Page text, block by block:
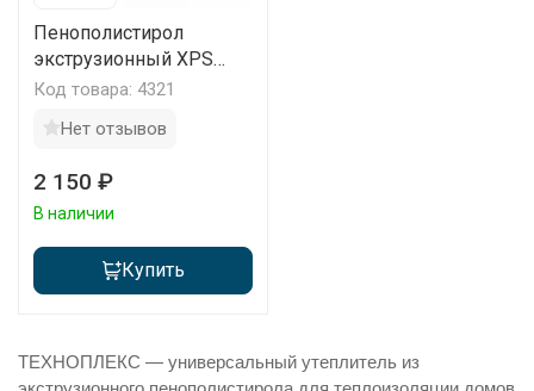
Пенополистирол
экструзионный XPS
Техноплекс Мастер
(уп/8плит)
Код товара: 4321
Нет отзывов
2 150 ₽
В наличии
Купить
ТЕХНОПЛЕКС — универсальный утеплитель из